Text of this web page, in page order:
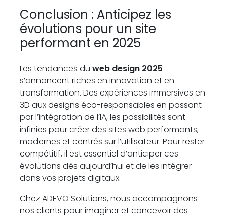
Conclusion : Anticipez les
évolutions pour un site
performant en 2025
Les tendances du web design 2025
s’annoncent riches en innovation et en
transformation. Des expériences immersives en
3D aux designs éco-responsables en passant
par l’intégration de l’IA, les possibilités sont
infinies pour créer des sites web performants,
modernes et centrés sur l’utilisateur. Pour rester
compétitif, il est essentiel d’anticiper ces
évolutions dès aujourd’hui et de les intégrer
dans vos projets digitaux.
Chez ADEVO Solutions, nous accompagnons
nos clients pour imaginer et concevoir des